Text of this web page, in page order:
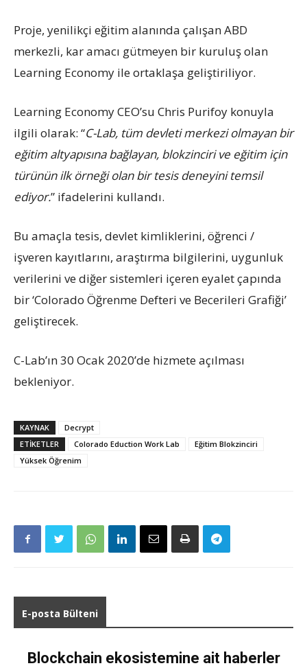
Proje, yenilikçi eğitim alanında çalışan ABD
merkezli, kar amacı gütmeyen bir kuruluş olan
Learning Economy ile ortaklaşa geliştiriliyor.
Learning Economy CEO’su Chris Purifoy konuyla
ilgili olarak: “C-Lab, tüm devleti merkezi olmayan bir
eğitim altyapısına bağlayan, blokzinciri ve eğitim için
türünün ilk örneği olan bir tesis deneyini temsil
ediyor.” ifadelerini kullandı.
Bu amaçla tesis, devlet kimliklerini, öğrenci /
işveren kayıtlarını, araştırma bilgilerini, uygunluk
verilerini ve diğer sistemleri içeren eyalet çapında
bir ‘Colorado Öğrenme Defteri ve Becerileri Grafiği’
geliştirecek.
C-Lab’ın 30 Ocak 2020’de hizmete açılması
bekleniyor.
KAYNAK
Decrypt
ETIKETLER
Colorado Eduction Work Lab
Eğitim Blokzinciri
Yüksek Öğrenim
E-posta Bülteni
Blockchain ekosistemine ait haberler